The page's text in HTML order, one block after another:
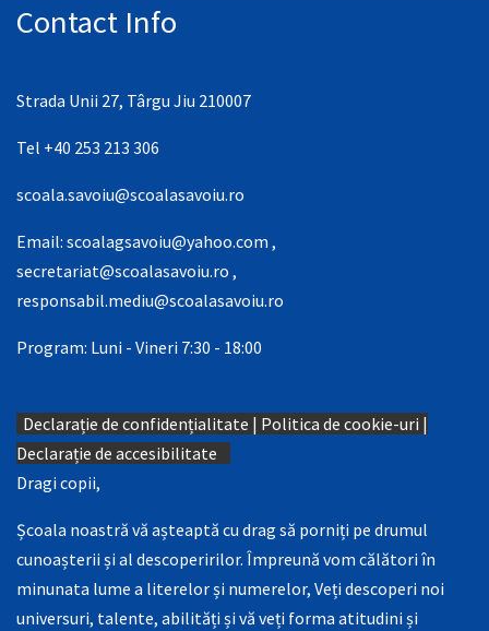
Contact Info
Strada Unii 27, Târgu Jiu 210007
Tel +40 253 213 306
scoala.savoiu@scoalasavoiu.ro
Email: scoalagsavoiu@yahoo.com ,
secretariat@scoalasavoiu.ro ,
responsabil.mediu@scoalasavoiu.ro
Program: Luni - Vineri 7:30 - 18:00
Declarație de confidențialitate | Politica de cookie-uri |
Declarație de accesibilitate
Dragi copii,
Școala noastră vă așteaptă cu drag să porniți pe drumul
cunoașterii și al descoperirilor. Împreună vom călători în
minunata lume a literelor și numerelor, Veți descoperi noi
universuri, talente, abilități și vă veți forma atitudini și